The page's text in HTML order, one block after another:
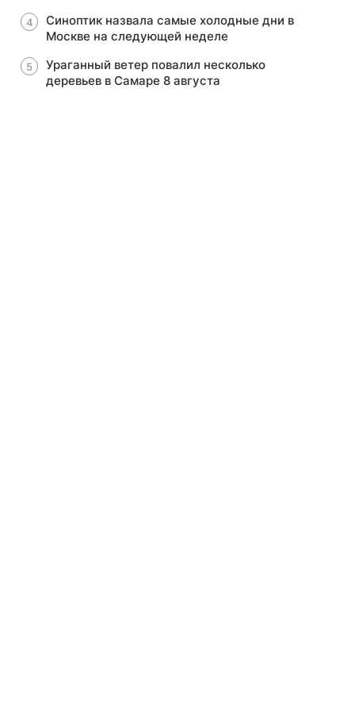
Синоптик назвала самые холодные дни в
Москве на следующей неделе
Ураганный ветер повалил несколько
деревьев в Самаре 8 августа